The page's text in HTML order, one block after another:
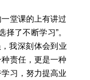
堂课的上有讲过
择了不断学习”。
我深刻体会到业
责任，更是一种
习，努力提高业